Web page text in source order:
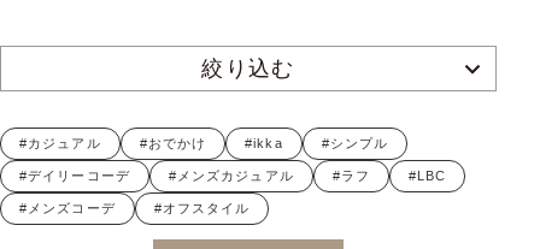
絞り込む
#カジュアル #おでかけ #ikka #シンプル
#デイリーコーデ #メンズカジュアル #ラフ #LBC
#メンズコーデ #オフスタイル